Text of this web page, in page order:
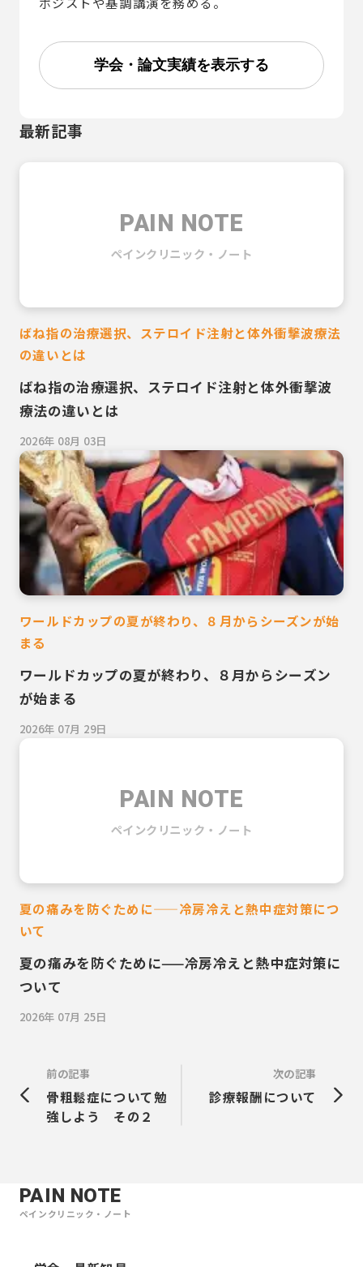
学会・論文実績を表示する
最新記事
ばね指の治療選択、ステロイド注射と体外衝撃波療法
の違いとは
ばね指の治療選択、ステロイド注射と体外衝撃波
療法の違いとは
2026年 08月 03日
PAIN NOTE
ペインクリニック・ノート
ワールドカップの夏が終わり、８月からシーズンが始
まる
ワールドカップの夏が終わり、８月からシーズン
が始まる
2026年 07月 29日
夏の痛みを防ぐために——冷房冷えと熱中症対策につ
いて
夏の痛みを防ぐために——冷房冷えと熱中症対策に
ついて
2026年 07月 25日
PAIN NOTE
ペインクリニック・ノート
前の記事
骨粗鬆症について勉
強しよう その２
次の記事
診療報酬について
PAIN NOTE
ペインクリニック・ノート